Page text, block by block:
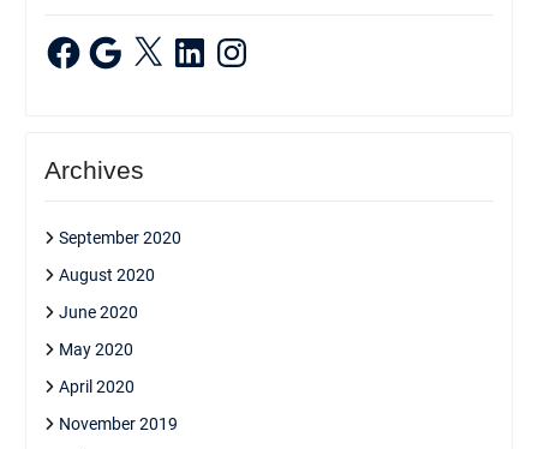
FacebookGoogleX LinkedInInstagram
Archives
September 2020
August 2020
June 2020
May 2020
April 2020
November 2019